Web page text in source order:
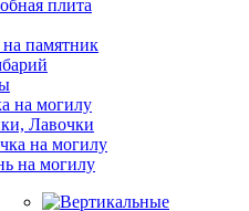
плита
на памятник
на могилу
Лавочки
на могилу
на могилу